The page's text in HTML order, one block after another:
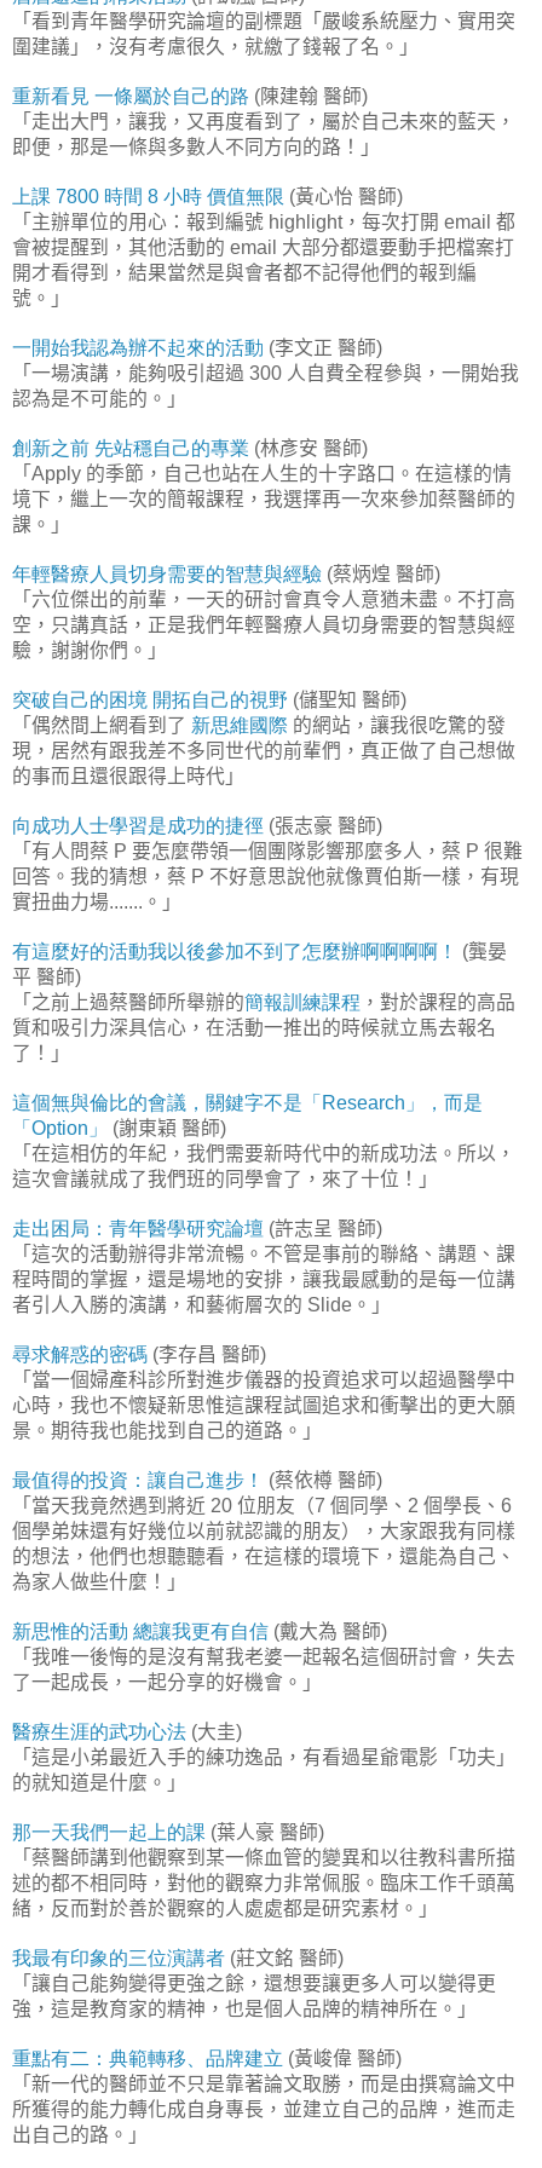
「看到青年醫學研究論壇的副標題「嚴峻系統壓力、實用突
圍建議」，沒有考慮很久，就繳了錢報了名。」
重新看見 一條屬於自己的路 (陳建翰醫師)
「走出大門，讓我，又再度看到了，屬於自己未來的藍天，
即便，那是一條與多數人不同方向的路！」
上課 7800 時間 8 小時價值無限 (黃心怡 醫師)
「主辦單位的用心：報到編號 highlight，每次打開 email 都
會被提醒到，其他活動的 email 大部分都還要動手把檔案打
開才看得到，結果當然是與會者都不記得他們的報到編
號。」
一開始我認為辦不起來的活動 (李文正 醫師)
「一場演講，能夠吸引超過 300 人自費全程參與，一開始我
認為是不可能的。」
創新之前 先站穩自己的專業 (林彥安 醫師)
「Apply 的季節，自己也站在人生的十字路口。在這樣的情
境下，繼上一次的簡報課程，我選擇再一次來參加蔡醫師的
課。」
年輕醫療人員切身需要的智慧與經驗 (蔡炳煌 醫師)
「六位傑出的前輩，一天的研討會真令人意猶未盡。不打高
空，只講真話，正是我們年輕醫療人員切身需要的智慧與經
驗，謝謝你們。」
突破自己的困境 開拓自己的視野 (儲聖知 醫師)
「偶然間上網看到了 新思維國際 的網站，讓我很吃驚的發
現，居然有跟我差不多同世代的前輩們，真正做了自己想做
的事而且還很跟得上時代」
向成功人士學習是成功的捷徑 (張志豪 醫師)
「有人問蔡 P 要怎麼帶領一個團隊影響那麼多人，蔡 P 很難
回答。我的猜想，蔡 P 不好意思說他就像賈伯斯一樣，有現
實扭曲力場....... 。」
有這麼好的活動我以後參加不到了怎麼辦啊啊啊啊！
(龔晏
平 醫師)
「之前上過蔡醫師所舉辦的簡報訓練課程 ，對於課程的高品
質和吸引力深具信心，在活動一推出的時候就立馬去報名
了！」
這個無與倫比的會議，關鍵字不是「Research 」，而是
「Option 」 (謝東穎 醫師)
「在這相仿的年紀，我們需要新時代中的新成功法。所以，
這次會議就成了我們班的同學會了，來了十位！」
走出困局：青年醫學研究論壇 (許志呈 醫師)
「這次的活動辦得非常流暢。不管是事前的聯絡、講題、課
程時間的掌握，還是場地的安排，讓我最感動的是每一位講
者引人入勝的演講，和藝術層次的 Slide 。」
尋求解惑的密碼 (李存昌 醫師)
「當一個婦產科診所對進步儀器的投資追求可以超過醫學中
心時，我也不懷疑新思惟這課程試圖追求和衝擊出的更大願
景。期待我也能找到自己的道路。」
最值得的投資：讓自己進步！
(蔡依樽醫師)
「當天我竟然遇到將近 20 位朋友（7 個同學、 2 個學長、 6
個學弟妹還有好幾位以前就認識的朋友），大家跟我有同樣
的想法，他們也想聽聽看，在這樣的環境下，還能為自己、
為家人做些什麼！」
新思惟的活動 總讓我更有自信 (戴大為 醫師)
「我唯一後悔的是沒有幫我老婆一起報名這個研討會，失去
了一起成長，一起分享的好機會。」
醫療生涯的武功心法 (大圭)
「這是小弟最近入手的練功逸品，有看過星爺電影「功夫」
的就知道是什麼。」
那一天我們一起上的課 (葉人豪 醫師)
「蔡醫師講到他觀察到某一條血管的變異和以往教科書所描
述的都不相同時，對他的觀察力非常佩服。臨床工作千頭萬
緒，反而對於善於觀察的人處處都是研究素材。」
我最有印象的三位演講者 (莊文銘 醫師)
「讓自己能夠變得更強之餘，還想要讓更多人可以變得更
強，這是教育家的精神，也是個人品牌的精神所在。」
重點有二：典範轉移、品牌建立 (黃峻偉醫師)
「新一代的醫師並不只是靠著論文取勝，而是由撰寫論文中
所獲得的能力轉化成自身專長，並建立自己的品牌，進而走
出自己的路。」